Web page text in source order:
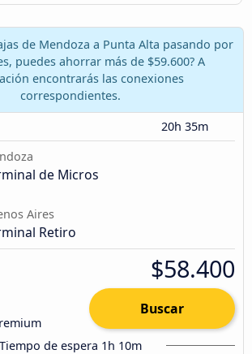
de Mendoza a Punta Alta pasando por
puedes ahorrar más de $59.600? A
encontrarás las conexiones
correspondientes.
20h 35m
de Micros
Aires
Retiro
$58.400
Buscar
Tiempo de espera 1h 10m